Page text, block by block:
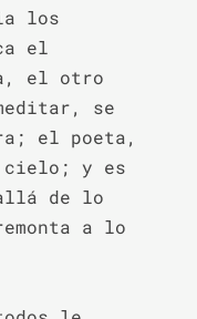
los
el
el otro
se
el poeta,
cielo; y es
de lo
a lo